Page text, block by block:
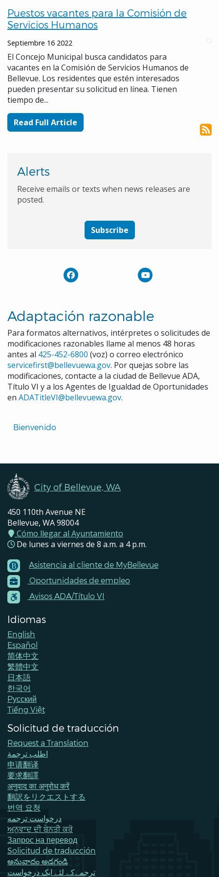
Translated
Bienvenido
Puestos vacantes para la Comisión de
Servicios Humanos
Septiembre 16 2022
El Concejo Municipal busca candidatos para
vacantes en la Comisión de Servicios Humanos de
Bellevue. Los residentes que estén interesados
pueden presentar su solicitud en línea. Tienen
tiempo de...
Read Full Article
Alerts
Receive emails or texts when news releases are
posted.
Subscribe
Adaptación razonable
Para formatos alternativos, intérpretes o solicitudes de
modificaciones razonables llame al menos 48 horas
antes al 425-452-6800 (voz) o correo electrónico
servicefirst@bellevuewa.gov. Por quejas sobre las
modificaciones, contacte a la ciudad de Bellevue ADA,
Título VI y a los Agentes de Igualdad de Oportunidades
en ADATitleVI@bellevuewa.gov.
City of Bellevue, WA
450 110th Avenue NE
Bellevue, WA 98004
Cómo llegar al Ayuntamiento
De lunes a viernes de 8 a.m. a 4 p.m.
Footer
Menu
Contacts
Asistencia al cliente de MyBellevue
Oportunidades de empleo
Avisos ADA/Título VI
Idiomas
English
Español
简体中文
繁體中文
日本語
한국어
Pусский
Tiếng Việt
Solicitud de traducción
Request a Translation
اطلب ترجمة
申请翻译
要求翻譯
अनुवाद का अनुरोध करें
翻訳をリクエストする
번역 요청
درخواست ترجمه
ਅਨੁਵਾਦ ਦੀ ਬੇਨਤੀ ਕਰੋ
Запрос на перевод
Solicitud de traducción
అనువాదం అడగండి
ترجمےکے لئے ایک درخواست